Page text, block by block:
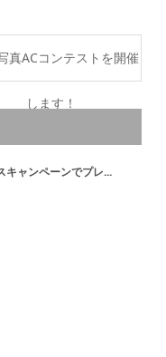
真ACコンテストを開催
します！
キャンペーンでプレ...